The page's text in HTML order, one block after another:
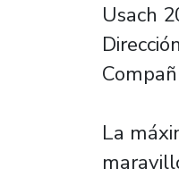
Usach
La